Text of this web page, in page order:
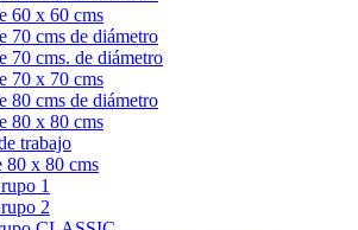
60 x 60 cms
70 cms de diámetro
70 cms. de diámetro
70 x 70 cms
80 cms de diámetro
80 x 80 cms
trabajo
80 x 80 cms
1
2